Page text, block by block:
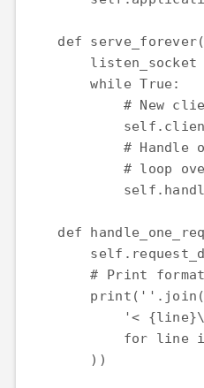
def
listen_socket
        while True:
# New
# Handle
# loop
def
# Print
        print(''.join(
'<
for line
        ))